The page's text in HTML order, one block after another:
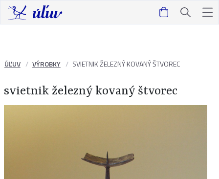
ÚĽUV VÝROBKY SVIETNIK ŽELEZNÝ KOVANÝ ŠTVOREC
svietnik železný kovaný štvorec